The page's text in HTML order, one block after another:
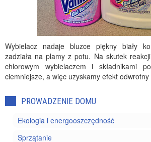
Wybielacz nadaje bluzce piękny biały
zadziała na plamy z potu. Na skutek
chlorowym wybielaczem i składnikami
ciemniejsze, a więc uzyskamy efekt
PROWADZENIE DOMU
Ekologia i energooszczędność
Sprzątanie